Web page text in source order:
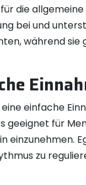
die
bei und
während
einfache
für
zu